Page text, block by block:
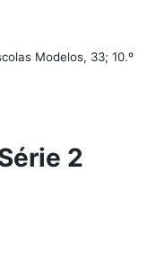
Modelos, 33; 10.º
2